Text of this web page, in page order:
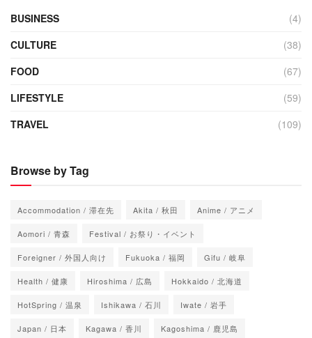
BUSINESS
(4)
CULTURE
(38)
FOOD
(67)
LIFESTYLE
(59)
TRAVEL
(109)
Browse by Tag
Accommodation / 滞在先 Akita / 秋田 Anime / アニメ
Aomori / 青森 Festival / お祭り・イベント
Foreigner / 外国人向け Fukuoka / 福岡 Gifu / 岐阜
Health / 健康 Hiroshima / 広島 Hokkaido / 北海道
HotSpring / 温泉 Ishikawa / 石川 Iwate / 岩手
Japan / 日本 Kagawa / 香川 Kagoshima / 鹿児島